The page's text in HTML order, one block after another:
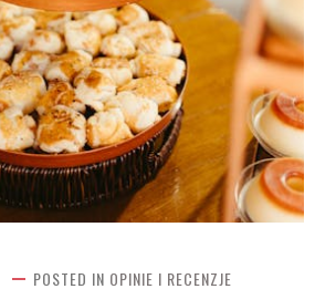
POSTED IN OPINIE I RECENZJE